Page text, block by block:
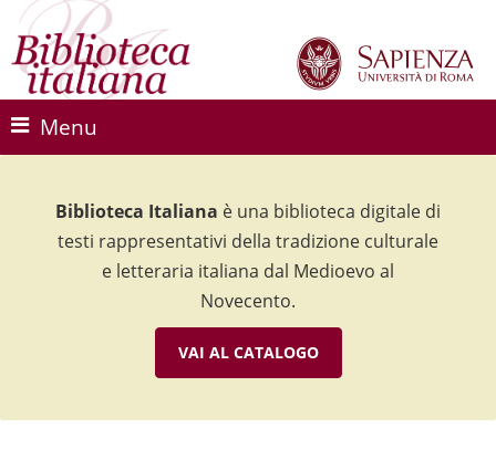
Menu
Biblioteca Italiana è una biblioteca digitale di
testi rappresentativi della tradizione culturale
e letteraria italiana dal Medioevo al
Novecento.
VAI AL CATALOGO
Biblioteca Italiana è una biblioteca digitale di
testi rappresentativi della tradizione culturale
e letteraria italiana dal Medioevo al
Novecento.
VAI AL CATALOGO
Biblioteca Italiana è una biblioteca digitale di
testi rappresentativi della tradizione culturale
e letteraria italiana dal Medioevo al
Novecento.
VAI AL CATALOGO